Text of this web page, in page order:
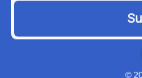
©